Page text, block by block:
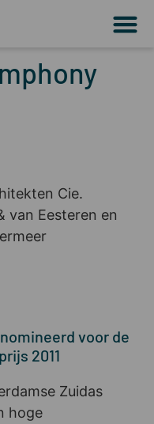
Cie.
van Eesteren en
voor de
2011
Zuidas
hoge